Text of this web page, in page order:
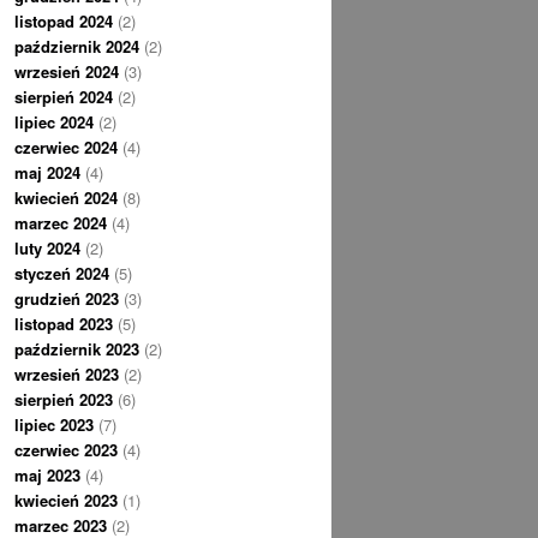
listopad 2024 (2)
październik 2024 (2)
wrzesień 2024 (3)
sierpień 2024 (2)
lipiec 2024 (2)
czerwiec 2024 (4)
maj 2024 (4)
kwiecień 2024 (8)
marzec 2024 (4)
luty 2024 (2)
styczeń 2024 (5)
grudzień 2023 (3)
listopad 2023 (5)
październik 2023 (2)
wrzesień 2023 (2)
sierpień 2023 (6)
lipiec 2023 (7)
czerwiec 2023 (4)
maj 2023 (4)
kwiecień 2023 (1)
marzec 2023 (2)